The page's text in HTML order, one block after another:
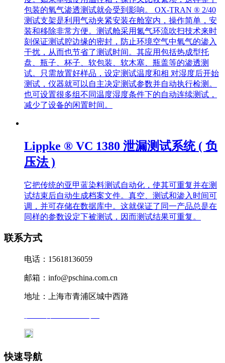
包装的氧气渗透测试就会受到影响。 OX-TRAN ® 2/40
测试支架是利用气动夹紧安装在舱室内，操作简单，安
装和移除非常方便。测试舱采用氮气环流吹扫技术来时
刻保证测试腔边缘的密封，防止环境空气中氧气的渗入
干扰，从而也节省了测试时间。其应用包括热成型托
盘、瓶子、杯子、软包装、软木塞、瓶盖等的渗透测
试。只需放置好样品，设定测试温度和相 对湿度后开始
测试，仪器就可以自主决定测试参数并自动执行检测。
也可设置很多组不同温度湿度条件下的自动连续测试，
减少了设备的闲置时间。
Lippke ® VC 1380 泄漏测试系统 ( 负
压法 )
它把传统的亚甲蓝染料测试自动化，使其可重复并在测
试结束后自动生成档案文件。真空、测试和渗入时间可
调，并可存储在数据库中。这就保证了同一产品总是在
同样的参数设定下被测试，因而测试结果可重复。
联系方式
电话：15618136059
邮箱：info@pschina.com.cn
地址：上海市青浦区城中西路
快速导航